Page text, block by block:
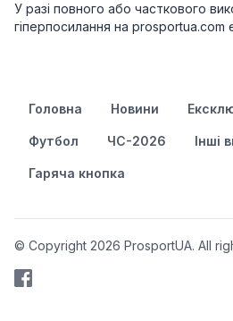
У разі повного або часткового
гіперпосилання на prosportua.com
Головна Новини
Футбол ЧС-2026 Інші
Гаряча кнопка
© Copyright 2026 ProsportUA. All